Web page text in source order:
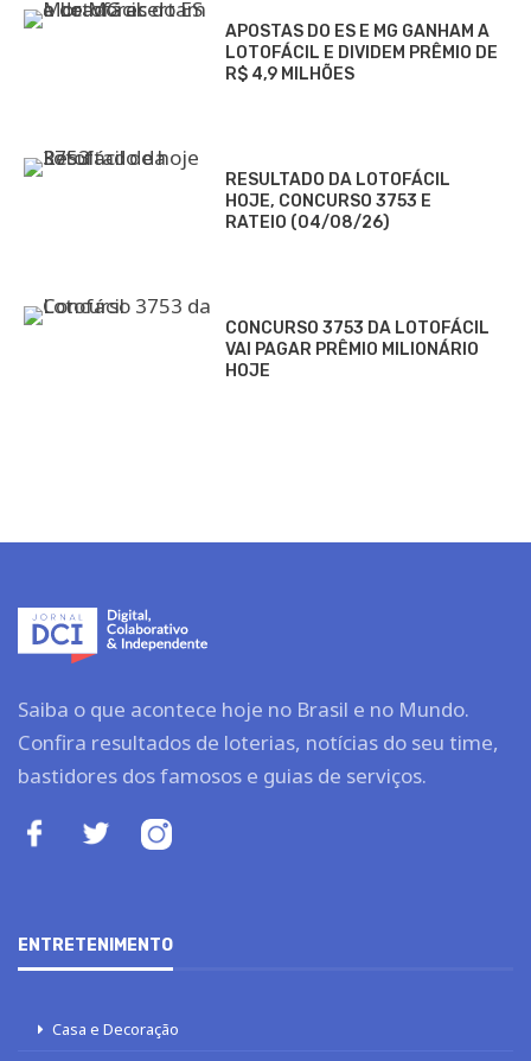
APOSTAS DO ES E MG GANHAM A
LOTOFÁCIL E DIVIDEM PRÊMIO DE
R$ 4,9 MILHÕES
RESULTADO DA LOTOFÁCIL
HOJE, CONCURSO 3753 E
RATEIO (04/08/26)
CONCURSO 3753 DA LOTOFÁCIL
VAI PAGAR PRÊMIO MILIONÁRIO
HOJE
Saiba o que acontece hoje no Brasil e no Mundo.
Confira resultados de loterias, notícias do seu time,
bastidores dos famosos e guias de serviços.
ENTRETENIMENTO
Casa e Decoração